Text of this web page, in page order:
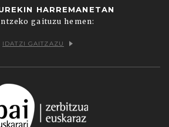
HARREMANETAN
gaituzu hemen:
IDATZI GAITZAZU